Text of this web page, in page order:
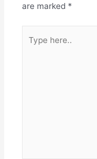
are marked *
here..